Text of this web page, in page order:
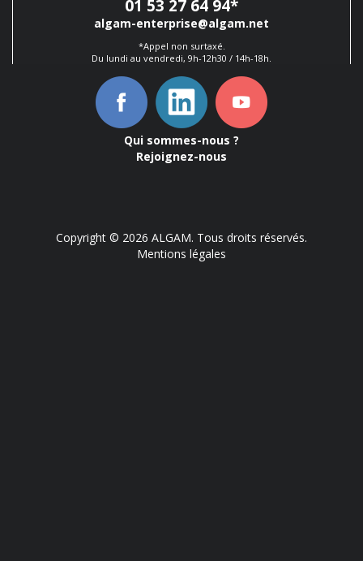
01 53 27 64 94*
algam-enterprise@algam.net
*Appel non surtaxé.
Du lundi au vendredi, 9h-12h30 / 14h-18h.
Qui sommes-nous ?
Rejoignez-nous
Copyright © 2026 ALGAM. Tous droits réservés.
Mentions légales